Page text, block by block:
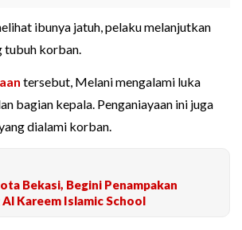
ibunya jatuh, pelaku melanjutkan
tubuh korban.
tersebut, Melani mengalami luka
bagian kepala. Penganiayaan ini juga
dialami korban.
Bekasi, Begini Penampakan
Kareem Islamic School